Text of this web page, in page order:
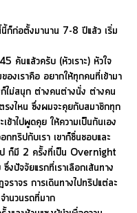
อตั้งมานาน 7-8 ปีแล้ว เริ่ม
คันแล้วครับ (หัวเราะ) หัวใจ
องเราคือ อยากให้ทุกคนที่เข้ามา
ก็ไม่สนุก ต่างคนต่างนั่ง ต่างคน
รงไหน ซึ่งผมจะคุยกับสมาชิกทุก
ข้าไปพูดคุย ให้ความเป็นกันเอง
ทริปกับเรา เขาก็ชื่นชอบและ
ป ก็มี 2 ครั้งที่เป็น Overnight
ปัจจัยแรกที่เราเลือกเส้นทาง
ราจร การเดินทางไปทริปแต่ละ
ำนวนรถที่มาก